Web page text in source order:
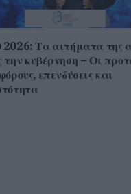
Τα αιτήματα της
την κυβέρνηση – Οι
επενδύσεις και